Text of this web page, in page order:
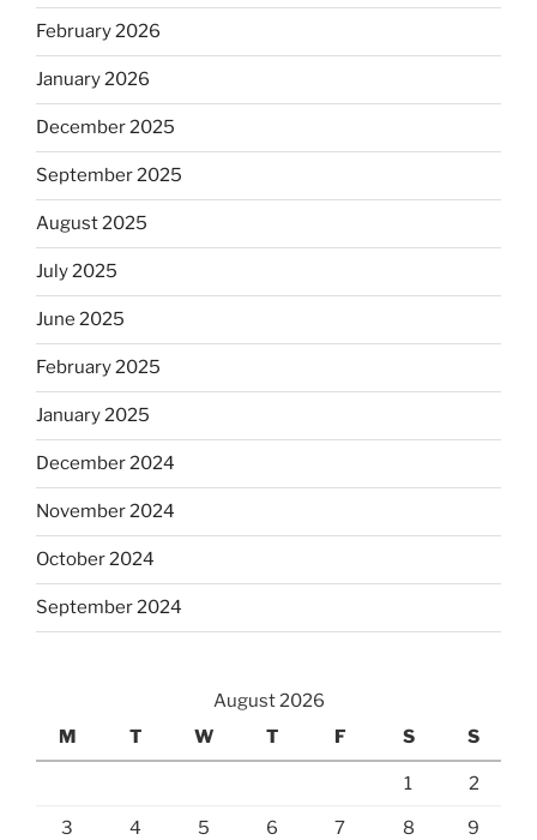
February 2026
January 2026
December 2025
September 2025
August 2025
July 2025
June 2025
February 2025
January 2025
December 2024
November 2024
October 2024
September 2024
August 2026
M
T W T F S S
1 2
3 4 5 6 7 8 9